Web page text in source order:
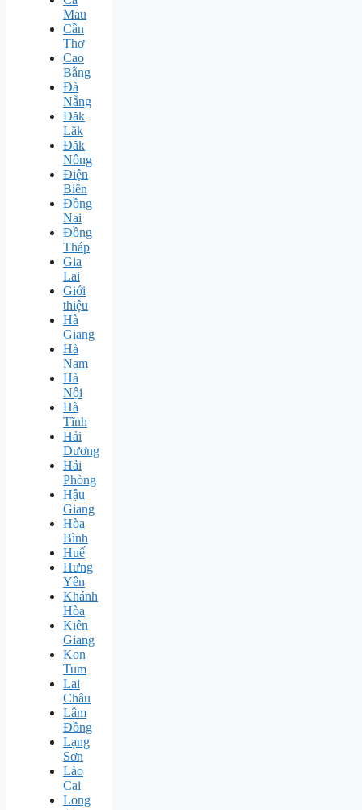
Mau
Cần
Thơ
Cao
Bằng
Đà
Nẵng
Đăk
Lăk
Đăk
Nông
Điện
Biên
Đồng
Nai
Đồng
Tháp
Gia
Lai
Giới
thiệu
Hà
Giang
Hà
Nam
Hà
Nội
Hà
Tĩnh
Hải
Dương
Hải
Phòng
Hậu
Giang
Hòa
Bình
Huế
Hưng
Yên
Khánh
Hòa
Kiên
Giang
Kon
Tum
Lai
Châu
Lâm
Đồng
Lạng
Sơn
Lào
Cai
Long